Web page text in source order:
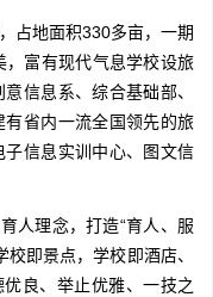
占地面积330多亩，一期
富有现代气息学校设旅
信息系、综合基础部、
省内一流全国领先的旅
信息实训中心、图文信
人理念，打造“育人、服
校即景点，学校即酒店、
良、举止优雅、一技之